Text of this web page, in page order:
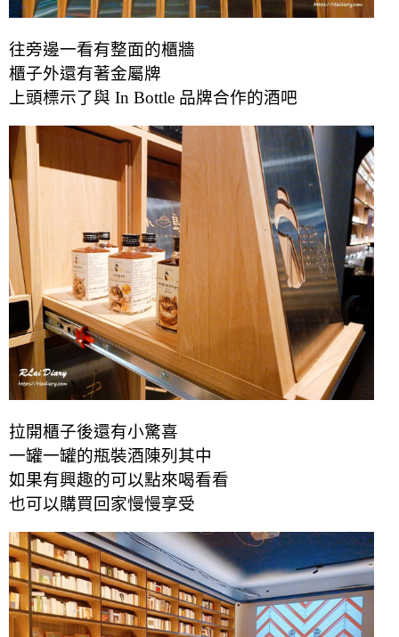
往旁邊一看有整面的櫃牆
櫃子外還有著金屬牌
上頭標示了與 In Bottle 品牌合作的酒吧
拉開櫃子後還有小驚喜
一罐一罐的瓶裝酒陳列其中
如果有興趣的可以點來喝看看
也可以購買回家慢慢享受